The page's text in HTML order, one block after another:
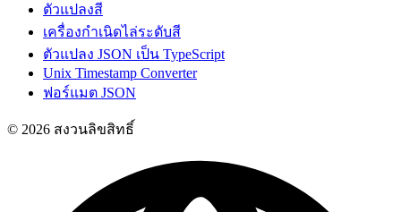
ตัวแปลงสี
เครื่องกำเนิดไล่ระดับสี
ตัวแปลง JSON เป็น TypeScript
Unix Timestamp Converter
ฟอร์แมต JSON
© 2026 สงวนลิขสิทธิ์